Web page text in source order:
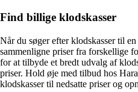
Find billige klodskasser
Når du søger efter klodskasser til
sammenligne priser fra forskellige
for at tilbyde et bredt udvalg af
priser. Hold øje med tilbud hos
klodskasser til nedsatte priser og